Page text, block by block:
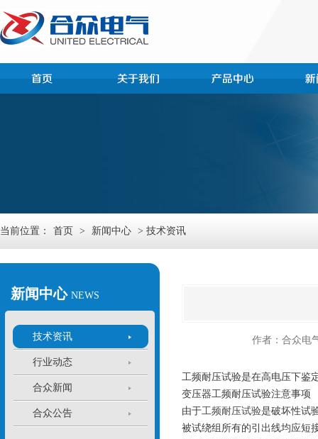
当前位置： 首页 > 新闻中心 > 技术资讯
新闻中心 NEWS
技术资讯
行业动态
合众新闻
合众公告
作者：合众电
工频耐压试验是在高电压下鉴
变压器工频耐压试验注意事项
由于工频耐压试验是破坏性试
被试绕组所有的引出线均应短